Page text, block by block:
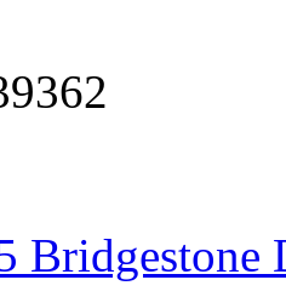
Bridgestone